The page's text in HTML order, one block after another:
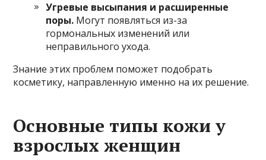
Угревые высыпания и расширенные
поры. Могут появляться из-за
гормональных изменений или
неправильного ухода.
Знание этих проблем поможет подобрать
косметику, направленную именно на их решение.
Основные типы кожи у
взрослых женщин